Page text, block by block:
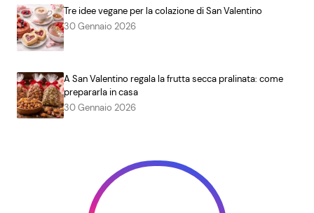
Tre idee vegane per la colazione di San Valentino
30 Gennaio 2026
A San Valentino regala la frutta secca pralinata: come
prepararla in casa
30 Gennaio 2026